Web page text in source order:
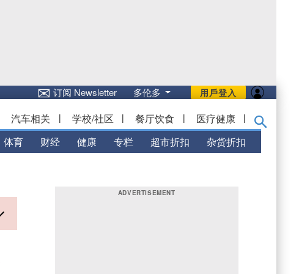
用戶登入
✉订阅 Newsletter 多伦多
汽车相关 | 学校/社区 | 餐厅饮食 | 医疗健康 |
体育 财经 健康 专栏 超市折扣 杂货折扣